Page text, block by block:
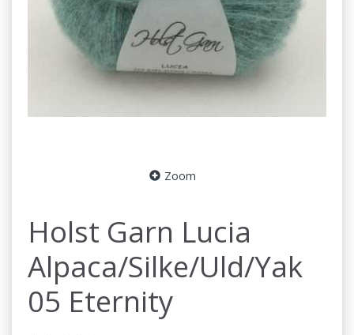
Zoom
Holst Garn Lucia
Alpaca/Silke/Uld/Yak
05 Eternity